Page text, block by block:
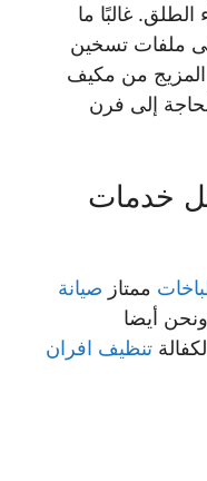
الطلق. غالبًا ما
ملفات تسخين
المزيج من مكيف
إلى فرن
خدمات
ممتاز صيانة
أيضا
تنظيف افران